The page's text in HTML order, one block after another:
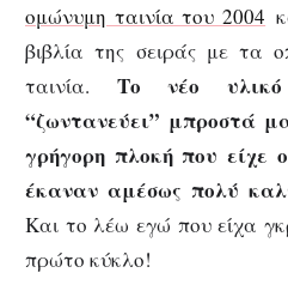
ομώνυμη ταινία του 2004
βιβλία της σειράς με τα
ταινία. Το νέο
“ζωντανεύει” μπροστά
γρήγορη πλοκή που είχε
έκαναν αμέσως πολύ
Και το λέω εγώ που είχα
πρώτο κύκλο!